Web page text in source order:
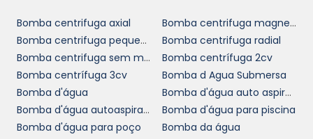
redução de resíduos. Com menos
necessidade de reparos ou substituições
frequentes, sua empresa pode reduzir o
impacto ambiental causado pelo descarte de
componentes e equipamentos. Adotar essa
tecnologia é, portanto, um passo em direção
a uma operação mais responsável e
Bomba centrifuga axial
Bomba centrifuga magnetica
Bomba centrifuga pequena
Bomba centrifuga radial
Bomba centrifuga sem motor
Bomba centrífuga 2cv
Bomba centrífuga 3cv
Bomba d Agua Submersa
Bomba d'água
Bomba d'água auto aspirante
Bomba d'água autoaspirante
Bomba d'água para piscina
Bomba d'água para poço
Bomba da água